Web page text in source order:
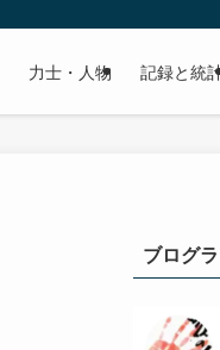
力士・人物 記録と統
ブログ